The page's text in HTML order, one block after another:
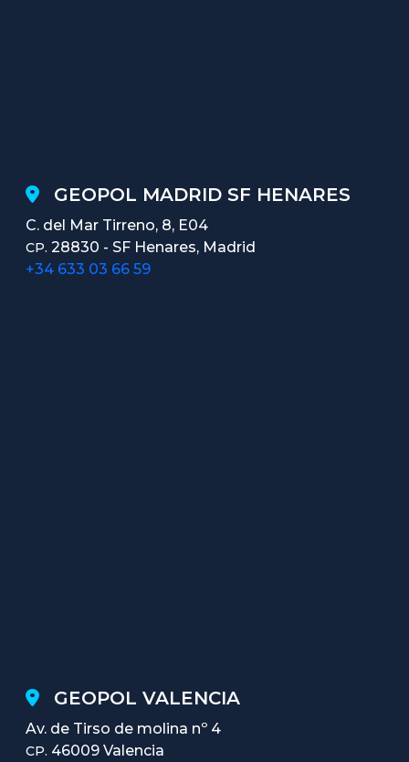
GEOPOL MADRID SF HENARES
C. del Mar Tirreno, 8, E04
CP. 28830 - SF Henares, Madrid
+34 633 03 66 59
GEOPOL VALENCIA
Av. de Tirso de molina nº 4
CP. 46009 Valencia